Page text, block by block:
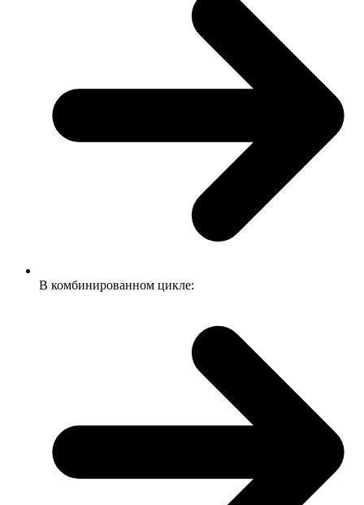
В комбинированном цикле: